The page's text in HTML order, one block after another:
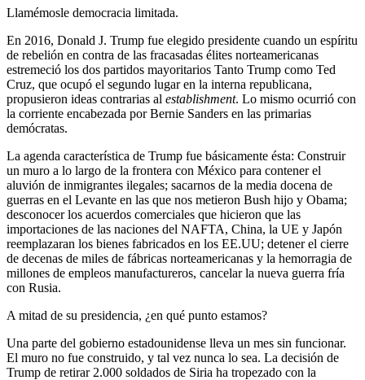
Llamémosle democracia limitada.
En 2016, Donald J. Trump fue elegido presidente cuando un espíritu
de rebelión en contra de las fracasadas élites norteamericanas
estremeció los dos partidos mayoritarios Tanto Trump como Ted
Cruz, que ocupó el segundo lugar en la interna republicana,
propusieron ideas contrarias al establishment. Lo mismo ocurrió con
la corriente encabezada por Bernie Sanders en las primarias
demócratas.
La agenda característica de Trump fue básicamente ésta: Construir
un muro a lo largo de la frontera con México para contener el
aluvión de inmigrantes ilegales; sacarnos de la media docena de
guerras en el Levante en las que nos metieron Bush hijo y Obama;
desconocer los acuerdos comerciales que hicieron que las
importaciones de las naciones del NAFTA, China, la UE y Japón
reemplazaran los bienes fabricados en los EE.UU; detener el cierre
de decenas de miles de fábricas norteamericanas y la hemorragia de
millones de empleos manufactureros, cancelar la nueva guerra fría
con Rusia.
A mitad de su presidencia, ¿en qué punto estamos?
Una parte del gobierno estadounidense lleva un mes sin funcionar.
El muro no fue construido, y tal vez nunca lo sea. La decisión de
Trump de retirar 2.000 soldados de Siria ha tropezado con la